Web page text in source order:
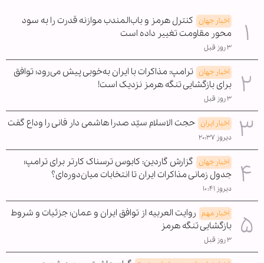
اخبار جهان کنترل هرمز و باب‌المندب موازنه قدرت را به سود
محور مقاومت تغییر داده است
۳ روز قبل
اخبار جهان ترامپ: مذاکرات با ایران به‌خوبی پیش می‌رود؛ توافق
برای بازگشایی تنگه هرمز نزدیک است!
۳ روز قبل
اخبار ایران حجت الاسلام سیّد صدرا هاشمی دار فانی را وداع گفت
دیروز ۲۰:۳۷
اخبار جهان گزارش گاردین: کابوس ترسناک کارتر برای ترامپ؛
جدول زمانی مذاکرات ایران تا انتخابات میان‌دوره‌ای؟
دیروز ۱۰:۴۱
اخبار مهم روایت العربیه از توافق ایران و عمان؛ جزئیات و شروط
بازگشایی تنگه هرمز
۳ روز قبل